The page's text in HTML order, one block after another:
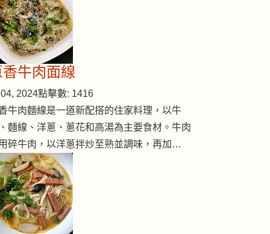
牛肉面線
2024點擊數: 1416
牛肉麵線是一道新配搭的住家料理，以牛
麵線、洋蔥、蔥花和高湯為主要食材。牛肉
碎牛肉，以洋蔥拌炒至熟並調味，再加…